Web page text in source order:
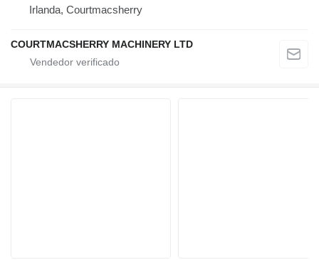
Irlanda, Courtmacsherry
COURTMACSHERRY MACHINERY LTD